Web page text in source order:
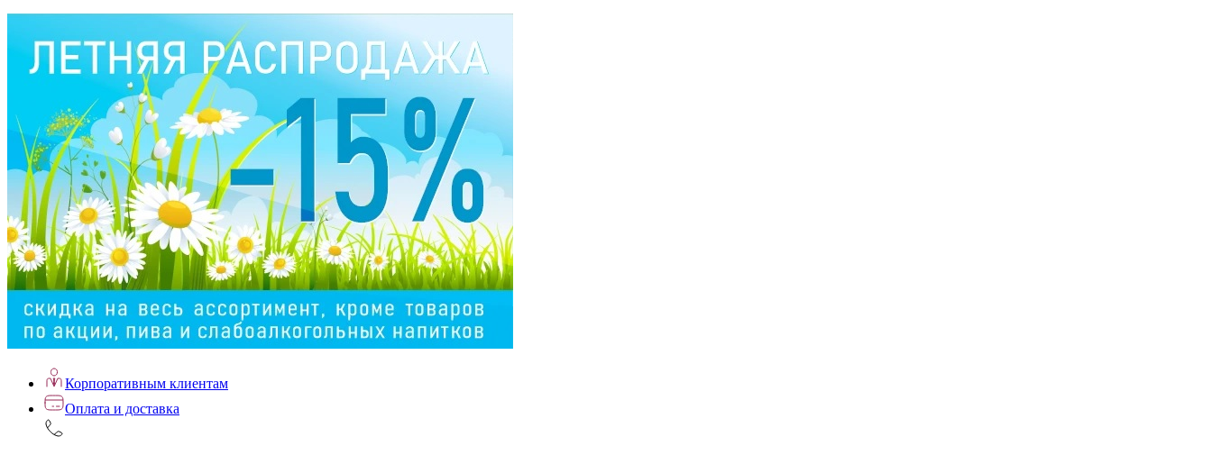
Корпоративным клиентам
Оплата и доставка